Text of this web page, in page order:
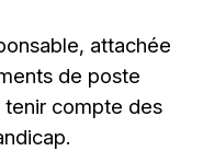
attachée
de poste
tenir compte des